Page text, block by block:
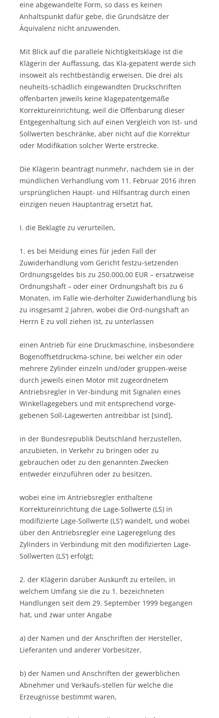
eine abgewandelte Form, so dass es keinen
Anhaltspunkt dafür gebe, die Grundsätze der
Äquivalenz nicht anzuwenden.
Mit Blick auf die parallele Nichtigkeitsklage ist die
Klägerin der Auffassung, das Kla-gepatent werde sich
insoweit als rechtbeständig erweisen. Die drei als
neuheits-schädlich eingewandten Druckschriften
offenbarten jeweils keine klagepatentgemäße
Korrektureinrichtung, weil die Offenbarung dieser
Entgegenhaltung sich auf einen Vergleich von Ist- und
Sollwerten beschränke, aber nicht auf die Korrektur
oder Modifikation solcher Werte erstrecke.
Die Klägerin beantragt nunmehr, nachdem sie in der
mündlichen Verhandlung vom 11. Februar 2016 ihren
ursprünglichen Haupt- und Hilfsantrag durch einen
einzigen neuen Hauptantrag ersetzt hat,
I. die Beklagte zu verurteilen,
1. es bei Meidung eines für jeden Fall der
Zuwiderhandlung vom Gericht festzu-setzenden
Ordnungsgeldes bis zu 250.000,00 EUR – ersatzweise
Ordnungshaft – oder einer Ordnungshaft bis zu 6
Monaten, im Falle wie-derholter Zuwiderhandlung bis
zu insgesamt 2 Jahren, wobei die Ord-nungshaft an
Herrn E zu voll ziehen ist, zu unterlassen
einen Antrieb für eine Druckmaschine, insbesondere
Bogenoffsetdruckma-schine, bei welcher ein oder
mehrere Zylinder einzeln und/oder gruppen-weise
durch jeweils einen Motor mit zugeordnetem
Antriebsregler in Ver-bindung mit Signalen eines
Winkellagegebers und mit entsprechend vorge-
gebenen Soll-Lagewerten antreibbar ist [sind],
in der Bundesrepublik Deutschland herzustellen,
anzubieten, in Verkehr zu bringen oder zu
gebrauchen oder zu den genannten Zwecken
entweder einzuführen oder zu besitzen,
wobei eine im Antriebsregler enthaltene
Korrektureinrichtung die Lage-Sollwerte (LS) in
modifizierte Lage-Sollwerte (LS‘) wandelt, und wobei
über den Antriebsregler eine Lageregelung des
Zylinders in Verbindung mit den modifizierten Lage-
Sollwerten (LS‘) erfolgt;
2. der Klägerin darüber Auskunft zu erteilen, in
welchem Umfang sie die zu 1. bezeichneten
Handlungen seit dem 29. September 1999 begangen
hat, und zwar unter Angabe
a) der Namen und der Anschriften der Hersteller,
Lieferanten und anderer Vorbesitzer,
b) der Namen und Anschriften der gewerblichen
Abnehmer und Verkaufs-stellen für welche die
Erzeugnisse bestimmt waren,